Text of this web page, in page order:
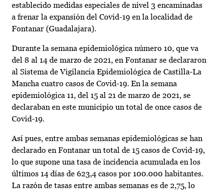
establecido medidas especiales de nivel 3 encaminadas
a frenar la expansión del Covid-19 en la localidad de
Fontanar (Guadalajara).
Durante la semana epidemiológica número 10, que va
del 8 al 14 de marzo de 2021, en Fontanar se declararon
al Sistema de Vigilancia Epidemiológica de Castilla-La
Mancha cuatro casos de Covid-19. En la semana
epidemiológica 11, del 15 al 21 de marzo de 2021, se
declaraban en este municipio un total de once casos de
Covid-19.
Así pues, entre ambas semanas epidemiológicas se han
declarado en Fontanar un total de 15 casos de Covid-19,
lo que supone una tasa de incidencia acumulada en los
últimos 14 días de 623,4 casos por 100.000 habitantes.
La razón de tasas entre ambas semanas es de 2,75, lo